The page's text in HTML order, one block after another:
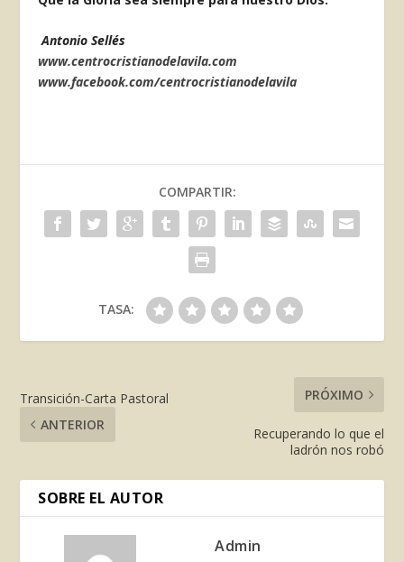
Antonio Sellés
www.centrocristianodelavila.com
www.facebook.com/centrocristianodelavila
COMPARTIR:
TASA:
Transición-Carta Pastoral
ANTERIOR
PRÓXIMO
Recuperando lo que el
ladrón nos robó
SOBRE EL AUTOR
Admin